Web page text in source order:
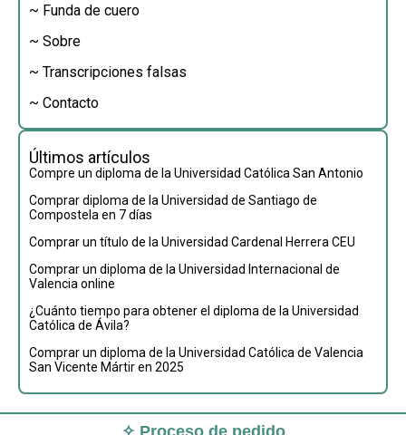
~ Funda de cuero
~ Sobre
~ Transcripciones falsas
~ Contacto
Últimos artículos
Compre un diploma de la Universidad Católica San Antonio
Comprar diploma de la Universidad de Santiago de
Compostela en 7 días
Comprar un título de la Universidad Cardenal Herrera CEU
Comprar un diploma de la Universidad Internacional de
Valencia online
¿Cuánto tiempo para obtener el diploma de la Universidad
Católica de Ávila?
Comprar un diploma de la Universidad Católica de Valencia
San Vicente Mártir en 2025
✧ Proceso de pedido